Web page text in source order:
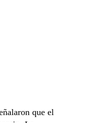
que el